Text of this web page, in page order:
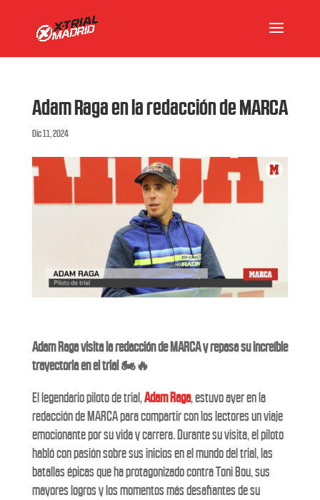
Adam Raga en la redacción de MARCA
Dic 11, 2024
Adam Raga visita la redacción de MARCA y repasa su increíble
trayectoria en el trial 🏍️🔥
El legendario piloto de trial,Adam Raga, estuvo ayer en la
redacción de MARCA para compartir con los lectores un viaje
emocionante por su vida y carrera. Durante su visita, el piloto
habló con pasión sobre sus inicios en el mundo del trial, las
batallas épicas que ha protagonizado contra Toni Bou, sus
mayores logros y los momentos más desafiantes de su